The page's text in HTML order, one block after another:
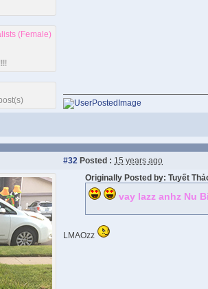
(Female)
#32 Posted : 15 years ago
Originally Posted by: Tuyết
vay lazz anhz Nu
LMAOzz